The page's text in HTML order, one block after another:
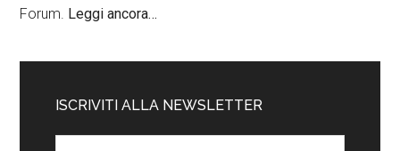
Forum. Leggi ancora…
ISCRIVITI ALLA NEWSLETTER